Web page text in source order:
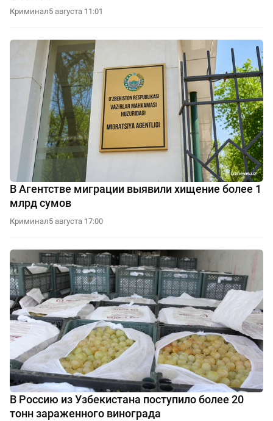
Криминал5 августа 11:01
В Агентстве миграции выявили хищение более 1
млрд сумов
Криминал5 августа 17:00
В Россию из Узбекистана поступило более 20
тонн зараженного винограда